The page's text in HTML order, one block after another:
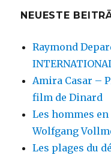
NEUESTE
Raymond
Amira Casar –
film de Dinard
Les hommes
Wolfgang
Les plages du